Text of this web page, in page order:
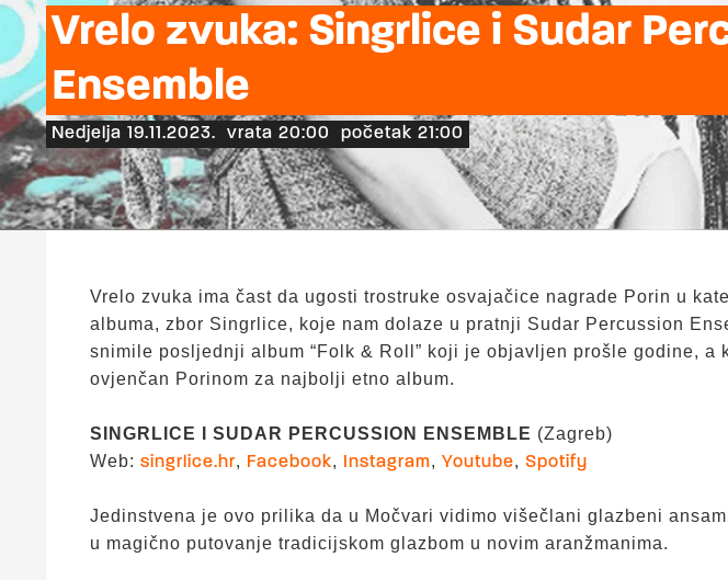
Vrelo zvuka: Singrlice i Sudar
Ensemble
Nedjelja 19.11.2023. vrata 20:00 početak 21:00
Vrelo zvuka ima čast da ugosti trostruke osvajačice nagrade Porin u
albuma, zbor Singrlice, koje nam dolaze u pratnji Sudar Percussion
snimile posljednji album “Folk & Roll” koji je objavljen prošle godine, a
ovjenčan Porinom za najbolji etno album.
SINGRLICE I SUDAR PERCUSSION ENSEMBLE (Zagreb)
Web: singrlice.hr, Facebook, Instagram, Youtube, Spotify
Jedinstvena je ovo prilika da u Močvari vidimo višečlani glazbeni
u magično putovanje tradicijskom glazbom u novim aranžmanima.